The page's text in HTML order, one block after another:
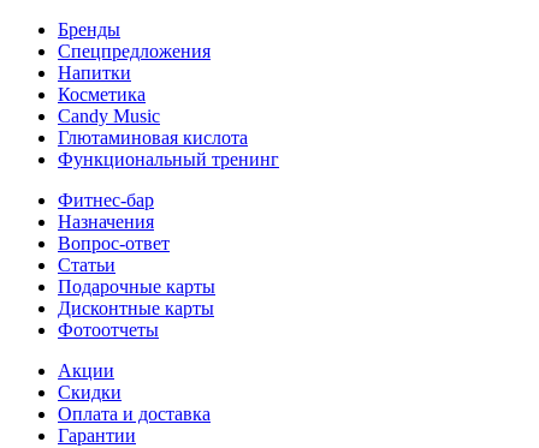
Бренды
Спецпредложения
Напитки
Косметика
Candy Music
Глютаминовая кислота
Функциональный тренинг
Фитнес-бар
Назначения
Вопрос-ответ
Статьи
Подарочные карты
Дисконтные карты
Фотоотчеты
Акции
Скидки
Оплата и доставка
Гарантии